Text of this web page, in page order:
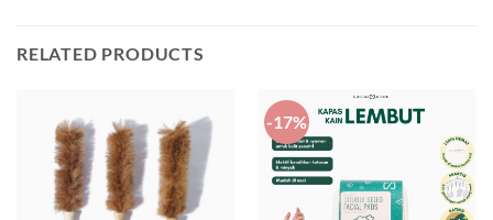
RELATED PRODUCTS
-17%